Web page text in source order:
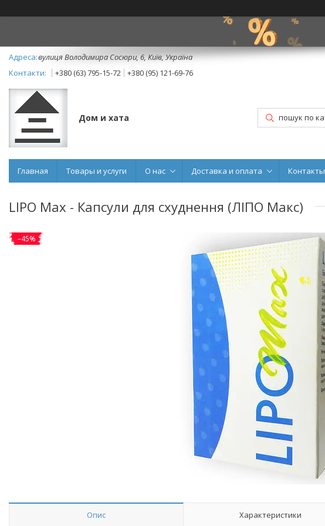
вулиця Володимира Сосюри, 6, Київ, Україна
+380 (63) 795-15-72
+380 (95) 121-69-76
Дом и хата
Главная Товары и услуги О нас Доставка и оплата Контакты
LIPO Max - Капсули для схуднення (ЛІПО Макс)
–45%
Опис Характеристики